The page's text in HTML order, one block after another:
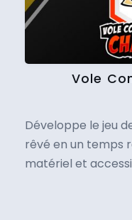
Vole
Développe le jeu
rêvé en un temps
matériel et